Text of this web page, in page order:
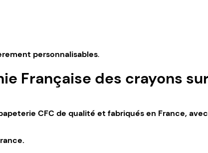
personnalisables.
Française des crayons
CFC de qualité et fabriqués en France,